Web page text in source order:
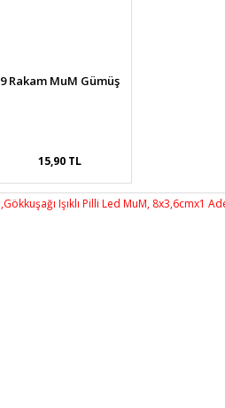
9 Rakam MuM Gümüş
15,90 TL